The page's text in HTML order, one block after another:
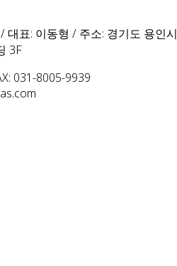
대표: 이동형 / 주소: 경기도 용인시
3F
031-8005-9939